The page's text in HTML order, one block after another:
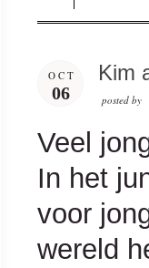
OCT
06
Kim
posted by
Veel
In het
voor
wereld